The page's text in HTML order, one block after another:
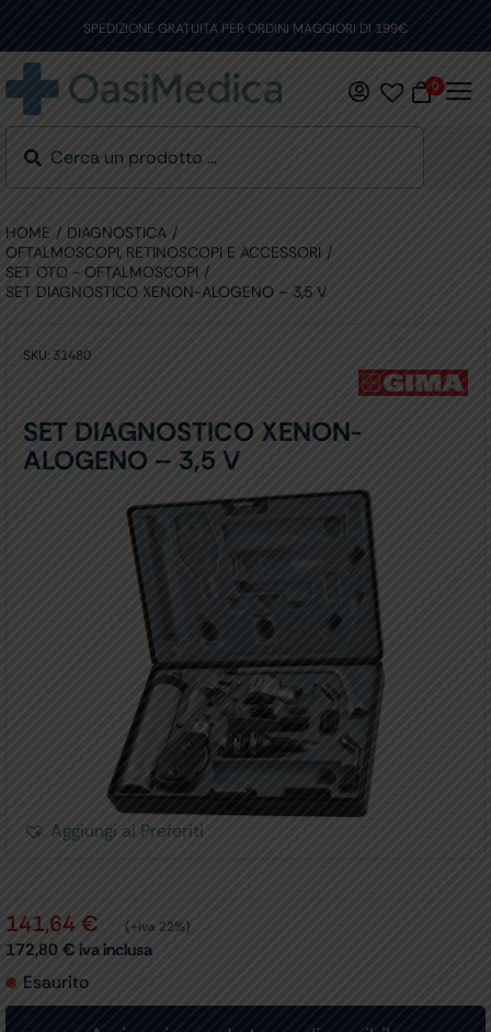
content
SPEDIZIONE GRATUITA PER ORDINI MAGGIORI DI 199€
0
HOME
DIAGNOSTICA
OFTALMOSCOPI, RETINOSCOPI E ACCESSORI
SET OTO - OFTALMOSCOPI
SET DIAGNOSTICO XENON-ALOGENO – 3,5 V
SKU: 31480
SET DIAGNOSTICO XENON-
ALOGENO – 3,5 V
Aggiungi ai Preferiti
141,64€ (+iva 22%)
172,80 € iva inclusa
Esaurito